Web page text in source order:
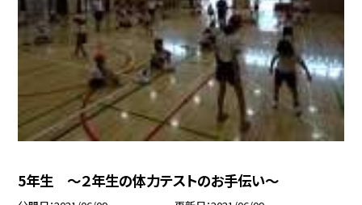
5年生 〜２年生の体力テストのお手伝い〜